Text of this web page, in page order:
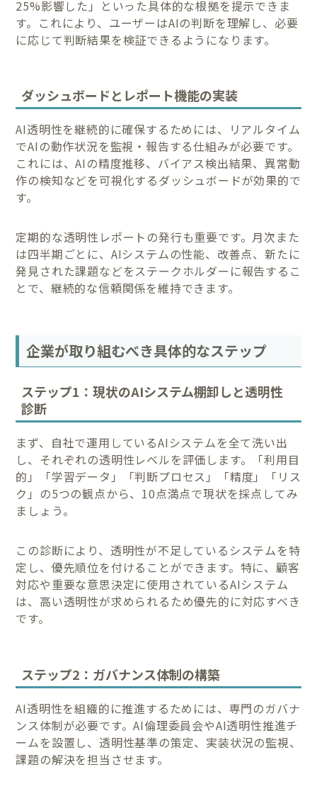
25%影響した」といった具体的な根拠を提示できま
す。これにより、ユーザーはAIの判断を理解し、必要
に応じて判断結果を検証できるようになります。
ダッシュボードとレポート機能の実装
AI透明性を継続的に確保するためには、リアルタイム
でAIの動作状況を監視・報告する仕組みが必要です。
これには、AIの精度推移、バイアス検出結果、異常動
作の検知などを可視化するダッシュボードが効果的で
す。
定期的な透明性レポートの発行も重要です。月次また
は四半期ごとに、AIシステムの性能、改善点、新たに
発見された課題などをステークホルダーに報告するこ
とで、継続的な信頼関係を維持できます。
企業が取り組むべき具体的なステップ
ステップ1：現状のAIシステム棚卸しと透明性
診断
まず、自社で運用しているAIシステムを全て洗い出
し、それぞれの透明性レベルを評価します。「利用目
的」「学習データ」「判断プロセス」「精度」「リス
ク」の5つの観点から、10点満点で現状を採点してみ
ましょう。
この診断により、透明性が不足しているシステムを特
定し、優先順位を付けることができます。特に、顧客
対応や重要な意思決定に使用されているAIシステム
は、高い透明性が求められるため優先的に対応すべき
です。
ステップ2：ガバナンス体制の構築
AI透明性を組織的に推進するためには、専門のガバナ
ンス体制が必要です。AI倫理委員会やAI透明性推進チ
ームを設置し、透明性基準の策定、実装状況の監視、
課題の解決を担当させます。